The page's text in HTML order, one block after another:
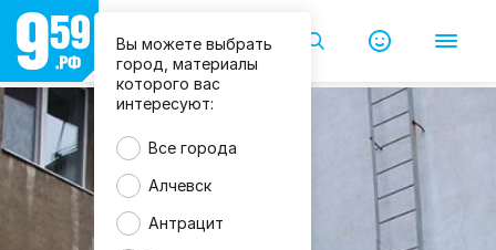
Вы можете выбрать
город, материалы
которого вас
интересуют:
Все города
Алчевск
Антрацит